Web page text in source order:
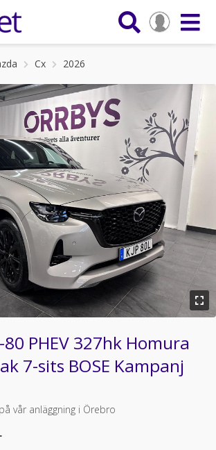
Cx 2026
80 PHEV 327hk Homura
7-sits BOSE Kampanj
vår anläggning i Örebro